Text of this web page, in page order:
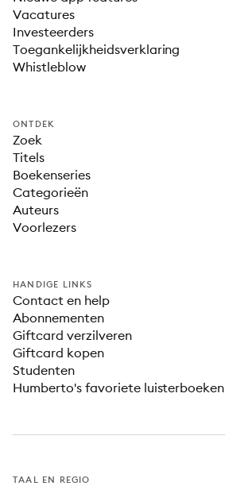
Vacatures
Investeerders
Toegankelijkheidsverklaring
Whistleblow
ONTDEK
Zoek
Titels
Boekenseries
Categorieën
Auteurs
Voorlezers
HANDIGE LINKS
Contact en help
Abonnementen
Giftcard verzilveren
Giftcard kopen
Studenten
Humberto's favoriete luisterboeken
TAAL EN REGIO